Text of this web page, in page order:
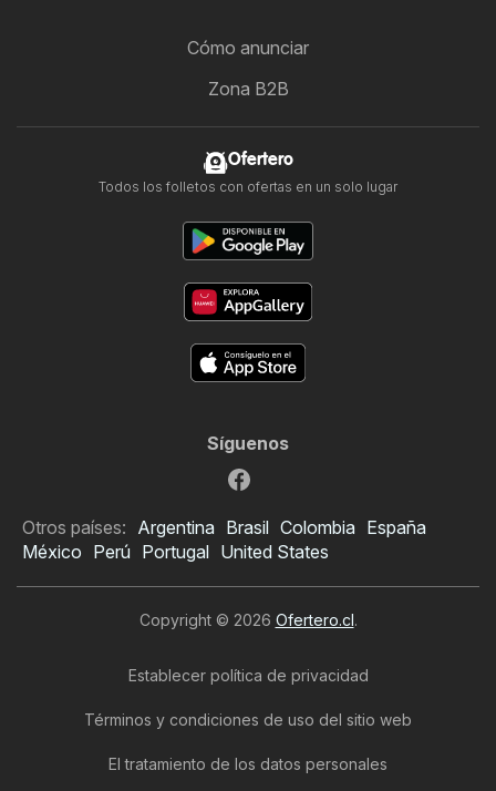
Cómo anunciar
Zona B2B
Ofertero
Todos los folletos con ofertas en un solo lugar
Síguenos
Otros países: Argentina Brasil Colombia España
México Perú Portugal United States
Copyright © 2026 Ofertero.cl.
Establecer política de privacidad
Términos y condiciones de uso del sitio web
El tratamiento de los datos personales